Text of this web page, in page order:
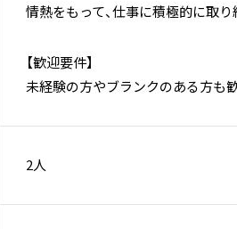
情熱をもって、仕事に積極的に取り
【歓迎要件】
未経験の方やブランクのある方も
2人